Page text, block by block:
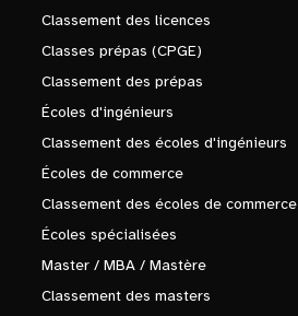
Classement des licences
Classes prépas (CPGE)
Classement des prépas
Écoles d'ingénieurs
Classement des écoles d'ingénieurs
Écoles de commerce
Classement des écoles de commerce
Écoles spécialisées
Master / MBA / Mastère
Classement des masters